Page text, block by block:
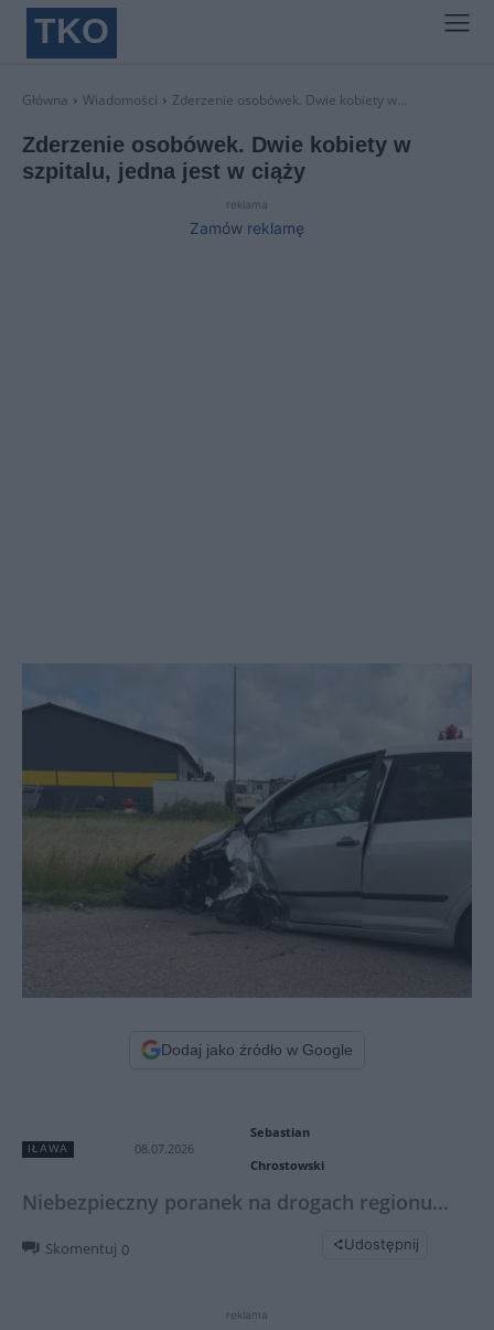
TKO
Główna Wiadomości Zderzenie osobówek. Dwie kobiety w...
Zderzenie osobówek. Dwie kobiety w
szpitalu, jedna jest w ciąży
reklama
Zamów reklamę
Dodaj jako źródło w Google
IŁAWA 08.07.2026
Sebastian
Chrostowski
Niebezpieczny poranek na drogach regionu...
Skomentuj 0 Udostępnij
reklama